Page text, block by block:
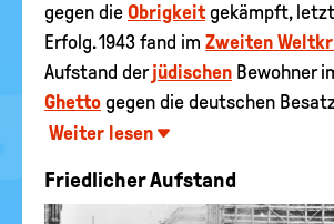
gegen die Obrigkeitgekämpft,
Erfolg. 1943 fand im Zweiten
Aufstand derjüdischen Bewohner
Ghetto gegen die deutschen
Weiter lesen
Friedlicher Aufstand